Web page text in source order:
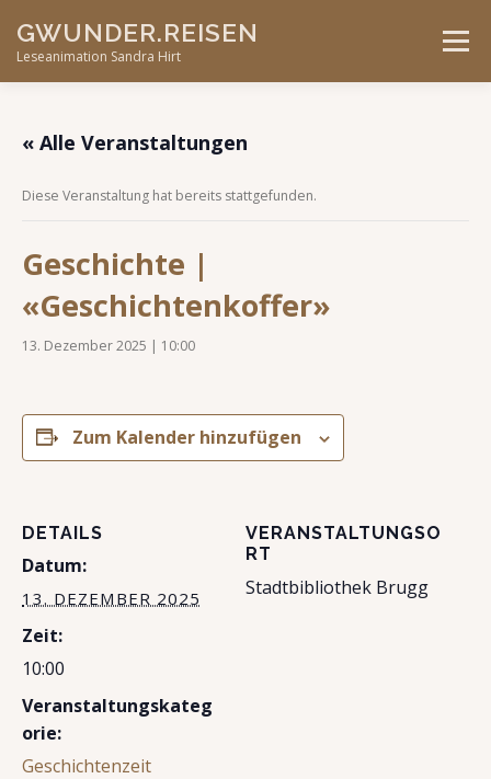
content
GWUNDER.REISEN
Leseanimation Sandra Hirt
Menu
VERANSTALTUNGEN
« Alle Veranstaltungen
Diese Veranstaltung hat bereits stattgefunden.
Geschichte |
«Geschichtenkoffer»
13. Dezember 2025 | 10:00
Zum Kalender hinzufügen
DETAILS
Datum:
13. DEZEMBER 2025
Zeit:
10:00
Veranstaltungskateg
orie:
Geschichtenzeit
VERANSTALTUNGSO
RT
Stadtbibliothek Brugg